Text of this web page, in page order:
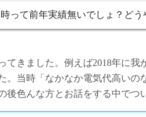
って前年実績無いでしょ？ど
てきました。例えば2018年に
。当時「なかなか電気代高い
後色んな方とお話をする中でつ